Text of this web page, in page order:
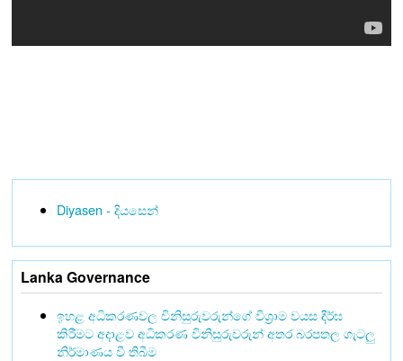
Diyasen - දියසෙන්
Lanka Governance
ඉහළ අධිකරණවල විනිසුරුවරුන්ගේ විශ්‍රාම වයස දීර්ඝ
කිරීමට අදාළව අධිකරණ විනිසුරුවරුන් අතර බරපතල ගැටලු
නිර්මාණය වී තිබීම